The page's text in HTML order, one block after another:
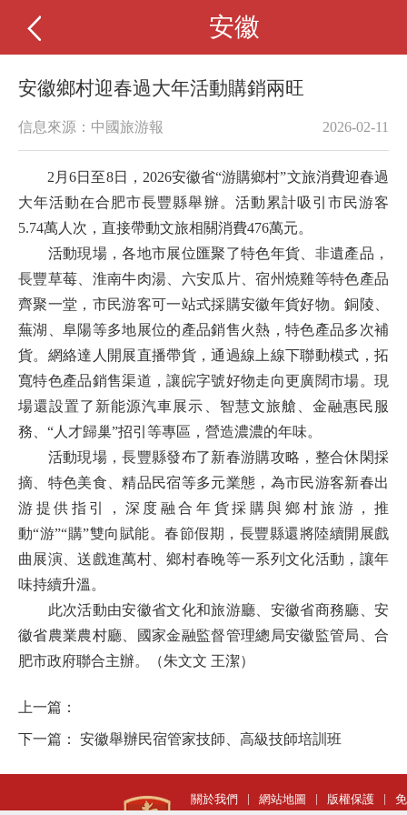
安徽
安徽鄉村迎春過大年活動購銷兩旺
信息來源：中國旅游報 2026-02-11
2月6日至8日，2026安徽省“游購鄉村”文旅消費迎春過
大年活動在合肥市長豐縣舉辦。活動累計吸引市民游客
5.74萬人次，直接帶動文旅相關消費476萬元。
活動現場，各地市展位匯聚了特色年貨、非遺產品，
長豐草莓、淮南牛肉湯、六安瓜片、宿州燒雞等特色產品
齊聚一堂，市民游客可一站式採購安徽年貨好物。銅陵、
蕪湖、阜陽等多地展位的產品銷售火熱，特色產品多次補
貨。網絡達人開展直播帶貨，通過線上線下聯動模式，拓
寬特色產品銷售渠道，讓皖字號好物走向更廣闊市場。現
場還設置了新能源汽車展示、智慧文旅艙、金融惠民服
務、“人才歸巢”招引等專區，營造濃濃的年味。
活動現場，長豐縣發布了新春游購攻略，整合休閑採
摘、特色美食、精品民宿等多元業態，為市民游客新春出
游提供指引，深度融合年貨採購與鄉村旅游，推
動“游”“購”雙向賦能。春節假期，長豐縣還將陸續開展戲
曲展演、送戲進萬村、鄉村春晚等一系列文化活動，讓年
味持續升溫。
此次活動由安徽省文化和旅游廳、安徽省商務廳、安
徽省農業農村廳、國家金融監督管理總局安徽監管局、合
肥市政府聯合主辦。
（朱文文 王潔）
上一篇：
下一篇： 安徽舉辦民宿管家技師、高級技師培訓班